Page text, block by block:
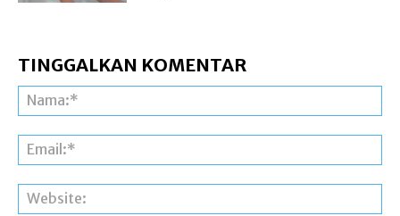
TINGGALKAN KOMENTAR